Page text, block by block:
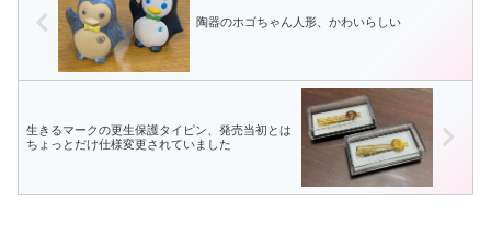
陶器のホゴちゃん人形、かわいらしい
生きるマークの更生保護タイピン、発売当初とは
ちょっとだけ仕様変更されていました